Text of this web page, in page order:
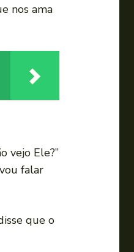
nos ama
vejo Ele?”
falar
que o